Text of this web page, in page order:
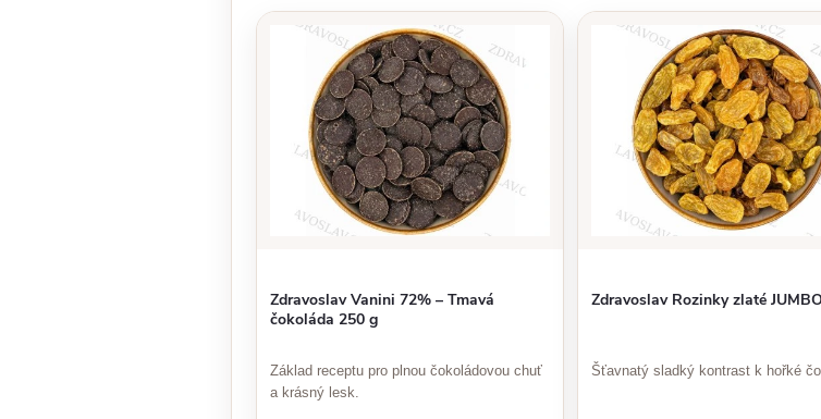
Zdravoslav Vanini 72% – Tmavá
čokoláda 250 g
Základ receptu pro plnou čokoládovou chuť
a krásný lesk.
Zdravoslav Rozinky zlaté
Šťavnatý sladký kontrast k hořké